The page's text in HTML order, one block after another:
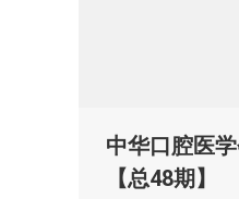
中华口腔医
【总48期】